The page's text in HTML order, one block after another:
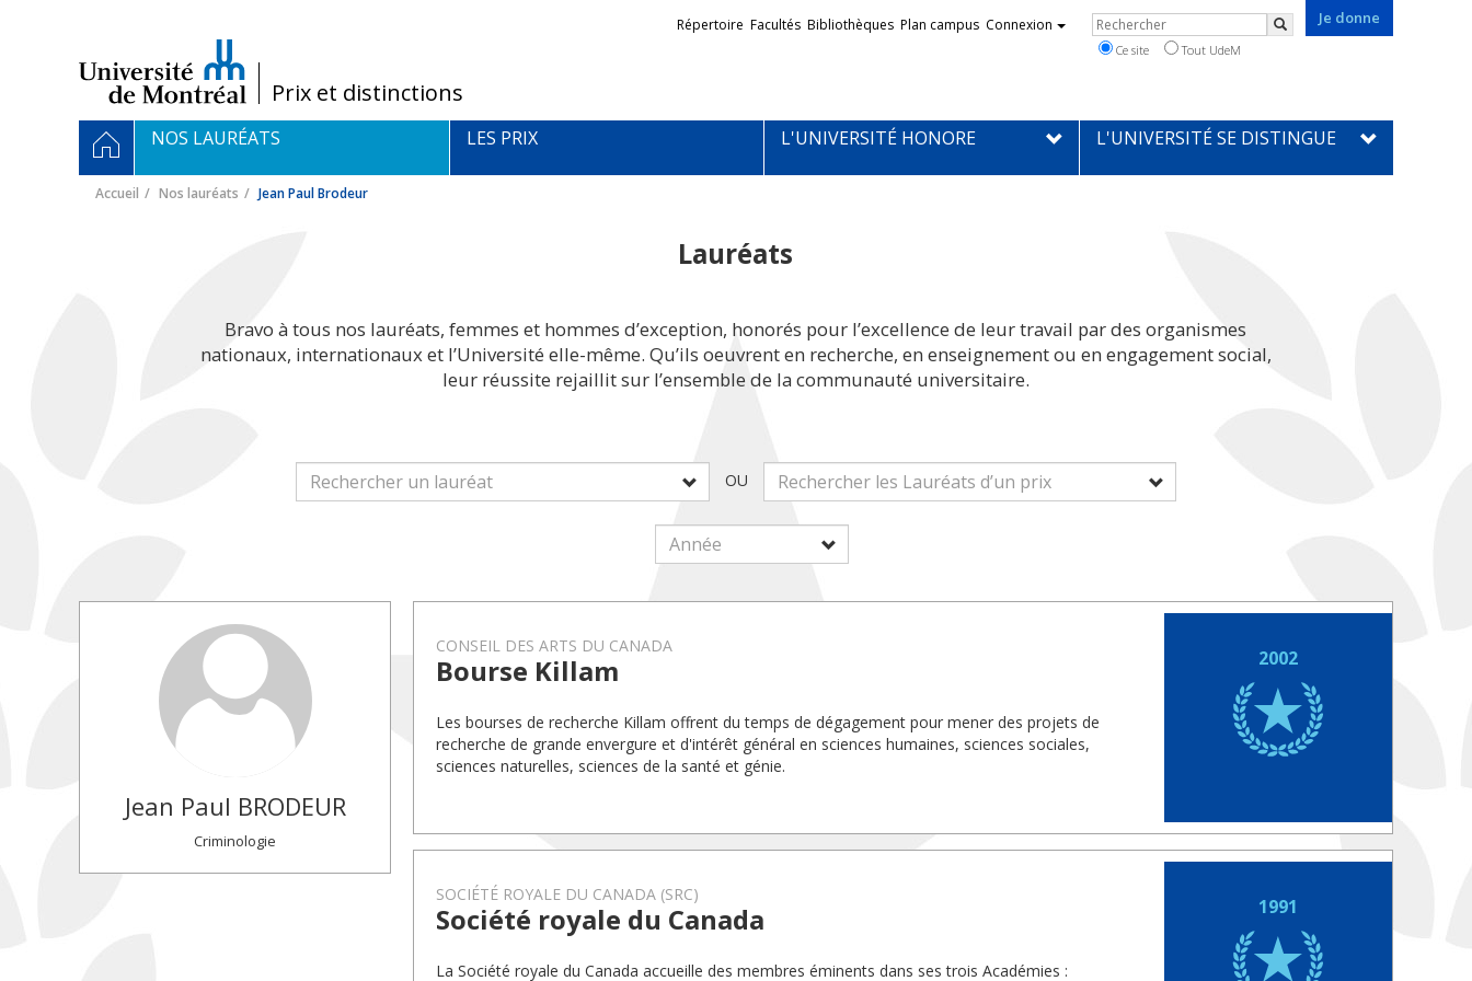
/Prix et distinctions
Je donne
Liens
externes
Répertoire Facultés Bibliothèques Plan campus Connexion Rechercher
Rechercher
Ce site Tout UdeM
Navigation
principale
ACCUEIL
NOS LAURÉATS LES PRIX L'UNIVERSITÉ HONORE L'UNIVERSITÉ SE DISTINGUE
Accueil Nos lauréats Jean Paul Brodeur
Lauréats
Bravo à tous nos lauréats, femmes et hommes d’exception, honorés pour l’excellence de leur travail par des organismes
nationaux, internationaux et l’Université elle-même. Qu’ils oeuvrent en recherche, en enseignement ou en engagement social,
leur réussite rejaillit sur l’ensemble de la communauté universitaire.
OU
Jean Paul BRODEUR
Criminologie
CONSEIL DES ARTS DU CANADA
Bourse Killam
Les bourses de recherche Killam offrent du temps de dégagement pour mener des projets de
recherche de grande envergure et d'intérêt général en sciences humaines, sciences sociales,
sciences naturelles, sciences de la santé et génie.
2002
SOCIÉTÉ ROYALE DU CANADA (SRC)
Société royale du Canada
La Société royale du Canada accueille des membres éminents dans ses trois Académies :
1991